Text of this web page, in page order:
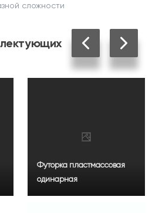
сложности
Футорка пластмассовая
одинарная